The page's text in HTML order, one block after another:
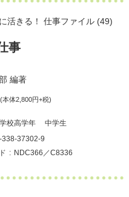
活きる！ 仕事ファイル (49)
事
編著
(本体2,800円+税)
校高学年
中学生
338-37302-9
NDC366／C8336